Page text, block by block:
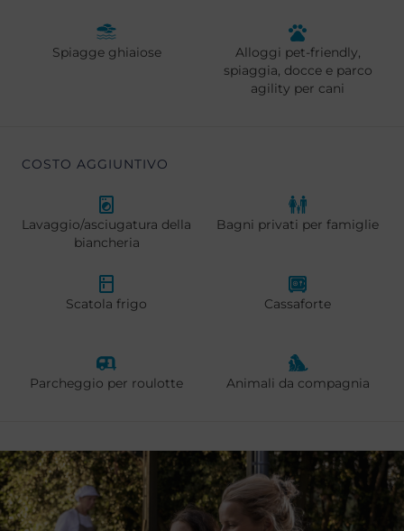
Spiagge ghiaiose
Alloggi pet-friendly,
spiaggia, docce e parco
agility per cani
COSTO AGGIUNTIVO
Lavaggio/asciugatura della
biancheria
Bagni privati per famiglie
Scatola frigo Cassaforte
Parcheggio per roulotte Animali da compagnia